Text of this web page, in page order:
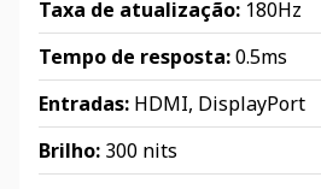
Taxa de atualização: 180Hz
Tempo de resposta:0.5ms
Entradas: HDMI, DisplayPort
Brilho: 300 nits